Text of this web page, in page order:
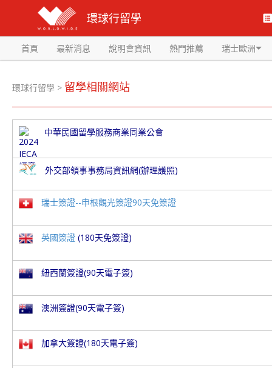
環球行留學
首頁 最新消息 說明會資訊 熱門推薦 瑞士歐洲
環球行留學 > 留學相關網站
中華民國留學服務商業同業公會
外交部領事事務局資訊網(辦理護照)
瑞士簽證--申根觀光簽證90天免簽證
英國簽證 (180天免簽證)
紐西蘭簽證(90天電子簽)
澳洲簽證(90天電子簽)
加拿大簽證(180天電子簽)